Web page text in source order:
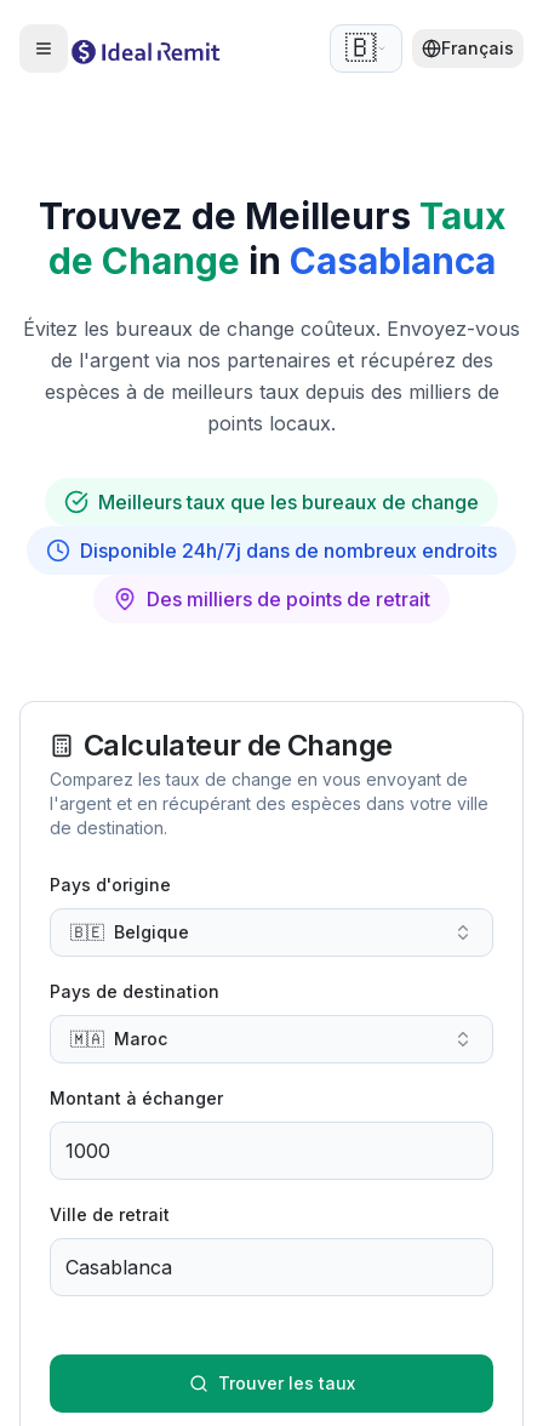
🇧🇪 Français
Trouvez de Meilleurs Taux
de Change in Casablanca
Évitez les bureaux de change coûteux. Envoyez-vous
de l'argent via nos partenaires et récupérez des
espèces à de meilleurs taux depuis des milliers de
points locaux.
Meilleurs taux que les bureaux de change
Disponible 24h/7j dans de nombreux endroits
Des milliers de points de retrait
Calculateur de Change
Comparez les taux de change en vous envoyant de
l'argent et en récupérant des espèces dans votre ville
de destination.
Pays d'origine
🇧🇪 Belgique
Pays de destination
🇲🇦 Maroc
Montant à échanger
Ville de retrait
Trouver les taux